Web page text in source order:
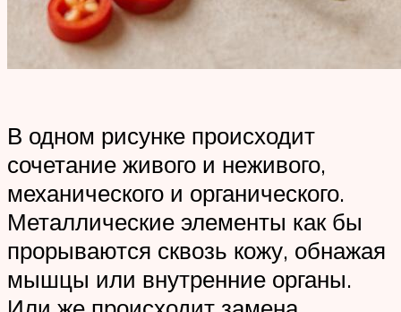
В одном рисунке происходит
сочетание живого и неживого,
механического и органического.
Металлические элементы как бы
прорываются сквозь кожу, обнажая
мышцы или внутренние органы.